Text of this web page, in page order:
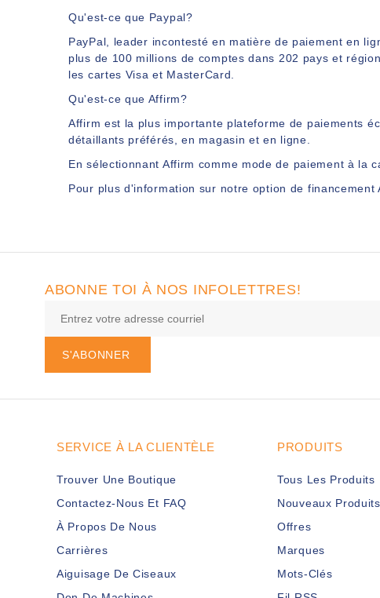
Qu'est-ce que Paypal?
PayPal , leader incontesté en matière de paiement en
plus de 100 millions de comptes dans 202 pays et
les cartes Visa et MasterCard
Qu'est-ce que Affirm?
Affirm est la plus importante plateforme de paiements
détaillants préférés, en magasin et en ligne.
En sélectionnant Affirm comme mode de paiement à la
Pour plus d'information sur notre option de financement
ABONNE TOI À NOS INFOLETTRES!
S'ABONNER
SERVICE À LA CLIENTÈLE
Trouver Une Boutique
Contactez-Nous Et FAQ
À Propos De Nous
Carrières
Aiguisage De Ciseaux
PRODUITS
Tous Les Produits
Nouveaux Produits
Offres
Marques
Mots-Clés